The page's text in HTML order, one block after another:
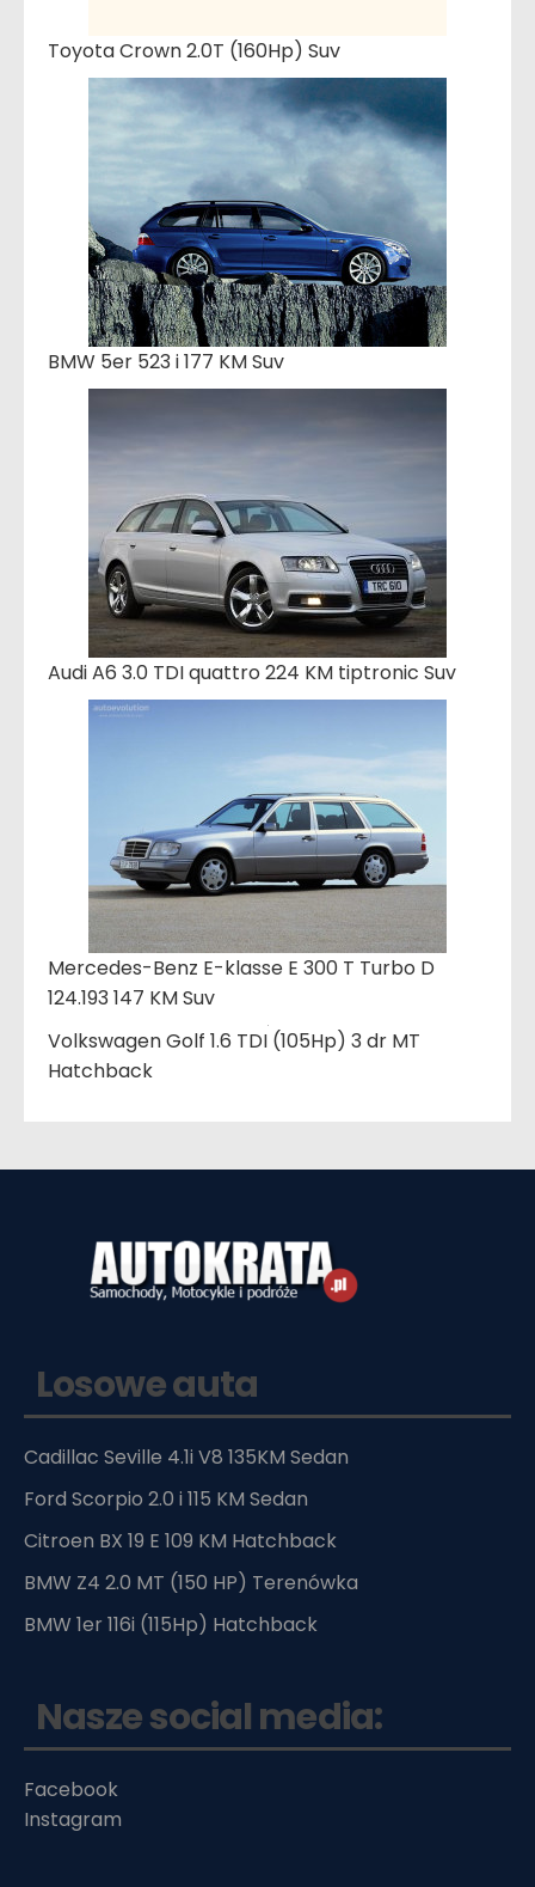
Toyota Crown 2.0T (160Hp) Suv
BMW 5er 523 i 177 KM Suv
Audi A6 3.0 TDI quattro 224 KM tiptronic Suv
Mercedes-Benz E-klasse E 300 T Turbo D
124.193 147 KM Suv
Volkswagen Golf 1.6 TDI (105Hp) 3 dr MT
Hatchback
Losowe auta
Cadillac Seville 4.1i V8 135KM Sedan
Ford Scorpio 2.0 i 115 KM Sedan
Citroen BX 19 E 109 KM Hatchback
BMW Z4 2.0 MT (150 HP) Terenówka
BMW 1er 116i (115Hp) Hatchback
Nasze social media:
Facebook
Instagram